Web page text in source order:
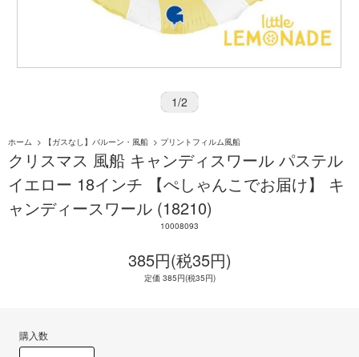
1/2
ホーム > 【ガスなし】バルーン・風船 > プリントフィルム風船
クリスマス 風船 キャンディスワール パステル
イエロー 18インチ 【ぺしゃんこでお届け】 キ
ャンディースワール (18210)
10008093
385円(税35円)
定価 385円(税35円)
購入数